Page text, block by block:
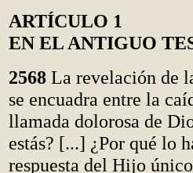
ARTÍCULO 1
EN EL ANTIGUO
2568 La revelación de
se encuadra entre la
llamada dolorosa de
estás? [...] ¿Por qué lo
respuesta del Hijo